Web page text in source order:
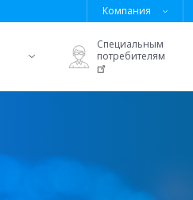
Компания
Специальным
потребителям